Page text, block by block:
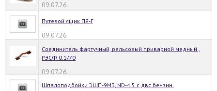
09.07.26
Путевой ящик ПЯ-Г
09.07.26
Соединитель фартучный, рельсовый приварной медный ,
РЭСФ 0.1/70
09.07.26
Шпалоподбойки ЭШП-9М3, ND-4.5 с двс бензин.